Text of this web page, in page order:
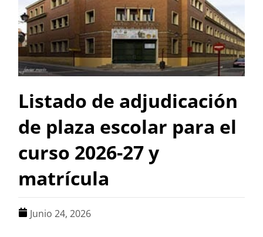
Listado de adjudicación
de plaza escolar para el
curso 2026-27 y
matrícula
Junio 24, 2026